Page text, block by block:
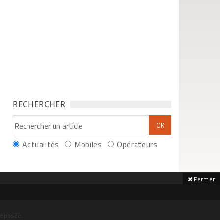
RECHERCHER
Actualités Mobiles Opérateurs
Fermer